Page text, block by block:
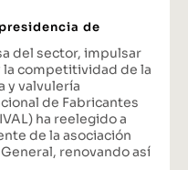
de
del sector, impulsar
competitividad de la
y valvulería
de Fabricantes
ha reelegido a
de la asociación
renovando así